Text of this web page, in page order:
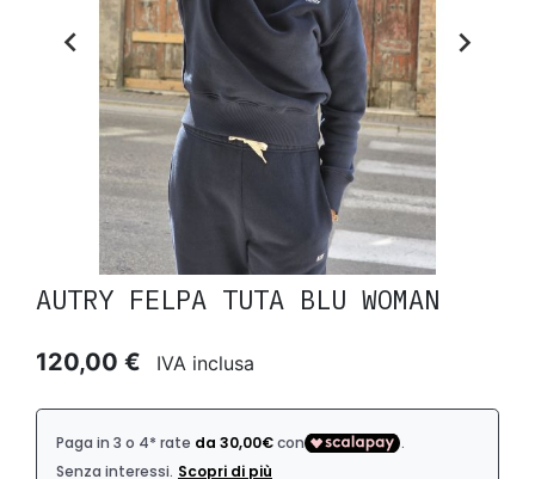
 
AUTRY FELPA TUTA BLU WOMAN
120,00 € IVA inclusa